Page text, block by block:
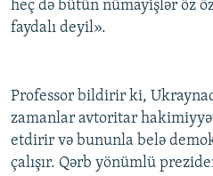
heç də bütün nümayişlər öz
faydalı deyil».
Professor bildirir ki,
zamanlar avtoritar
etdirir və bununla belə
çalışır. Qərb yönümlü